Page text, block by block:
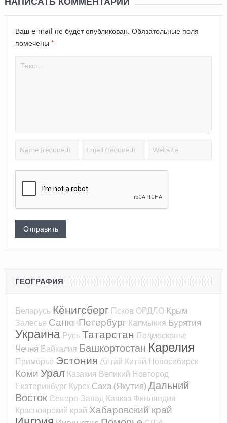
Ваш e-mail не будет опубликован. Обязательные поля
помечены *
ГЕОГРАФИЯ
Беларусь Кёнигсберг Псков ОРДЛО Крым
Залесье Санкт-Петербург Калмыкия Бурятия
Украина РусьТатарстан Подмосковье
Чечня Байкалия Башкортостан Карелия
Приморье Эстония Алтай Китай Новосибирск
Коми Урал Казакия Великий Новгород
Екатеринбург Курск Саха (Якутия) Дальний
Восток Северо-Запад Кавказ Финляндия
Красноярский край Хабаровский край